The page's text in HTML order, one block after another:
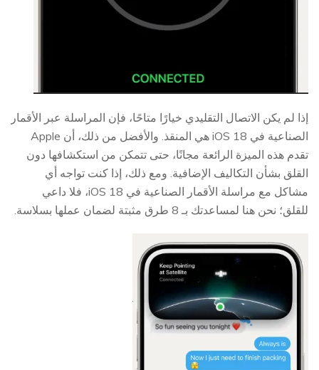
إذا لم يكن الاتصال التقليدي خيارًا متاحًا، فإن المراسلة عبر الأقمار
الصناعية في iOS 18 هي المنقذ. والأفضل من ذلك، أن Apple
تقدم هذه الميزة الرائعة مجانًا، حتى تتمكن من استكشافها دون
القلق بشأن التكاليف الإضافية. ومع ذلك، إذا كنت تواجه أي
مشاكل مع مراسلة الأقمار الصناعية في iOS 18، فلا داعي
للقلق؛ نحن هنا لمساعدتك بـ 8 طرق مثبتة لضمان عملها بسلاسة.